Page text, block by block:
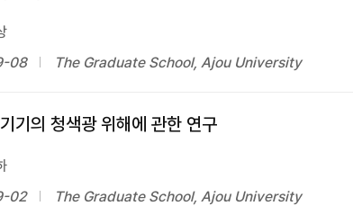
08
The Graduate School, Ajou University
기의 청색광 위해에 관한 연구
02
The Graduate School, Ajou University